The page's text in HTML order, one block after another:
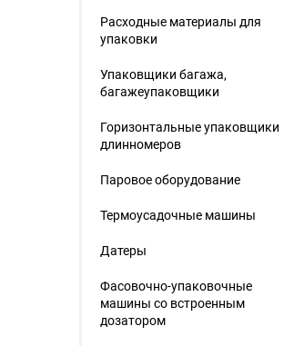
Расходные материалы для
упаковки
Упаковщики багажа,
багажеупаковщики
Горизонтальные упаковщики
длинномеров
Паровое оборудование
Термоусадочные машины
Датеры
Фасовочно-упаковочные
машины со встроенным
дозатором